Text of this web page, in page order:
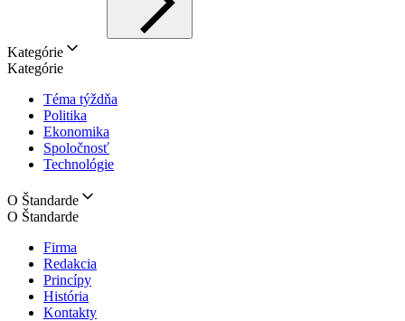
Kategórie
Kategórie
Téma týždňa
Politika
Ekonomika
Spoločnosť
Technológie
O Štandarde
O Štandarde
Firma
Redakcia
Princípy
História
Kontakty